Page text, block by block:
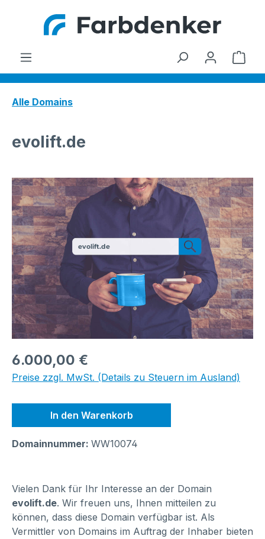
Zum Hauptinhalt springen
Alle Domains
evolift.de
evolift.de
Regulärer Preis:
6.000,00 €
Preise zzgl. MwSt. (Details zu Steuern im Ausland)
In den Warenkorb
Domainnummer: WW10074
Vielen Dank für Ihr Interesse an der Domain
evolift.de. Wir freuen uns, Ihnen mitteilen zu
können, dass diese Domain verfügbar ist. Als
Vermittler von Domains im Auftrag der Inhaber bieten